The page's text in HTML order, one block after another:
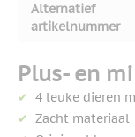
Alternatief
artikelnummer
Plus- en
4 leuke dieren
Zacht materiaal